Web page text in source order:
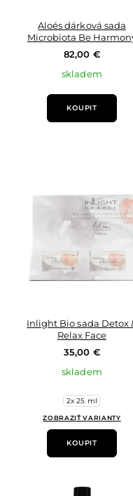
Aloés dárková sada
Microbiota Be
82,00 €
skladem
KOUPIT
Inlight Bio sada Detox
Relax Face
35,00 €
skladem
2x 25 ml
ZOBRAZIŤ VARIANTY
KOUPIT